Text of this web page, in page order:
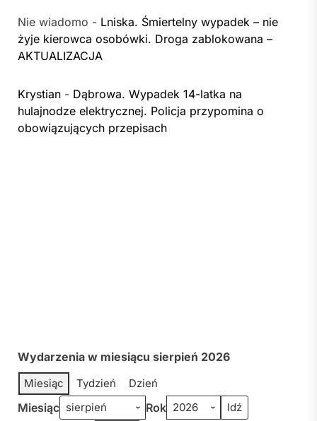
Nie wiadomo - Lniska. Śmiertelny wypadek – nie
żyje kierowca osobówki. Droga zablokowana –
AKTUALIZACJA
Krystian - Dąbrowa. Wypadek 14-latka na
hulajnodze elektrycznej. Policja przypomina o
obowiązujących przepisach
Wydarzenia w miesiącu sierpień 2026
Miesiąc Tydzień Dzień
Miesiąc Rok